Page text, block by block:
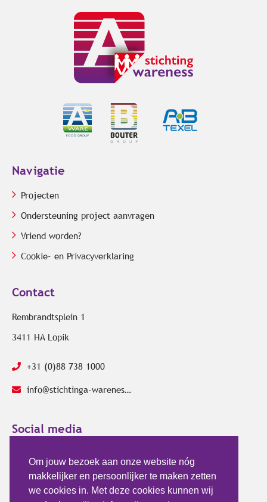
Om jouw bezoek aan onze website nóg
makkelijker en persoonlijker te maken zetten
we cookies in. Met deze cookies kunnen wij
Navigatie
Projecten
Ondersteuning project aanvragen
Vriend worden?
Cookie- en Privacyverklaring
Contact
Rembrandtsplein 1
3411 HA Lopik
+31 (0)88 738 1000
info@stichtinga-wareness.com
Social media